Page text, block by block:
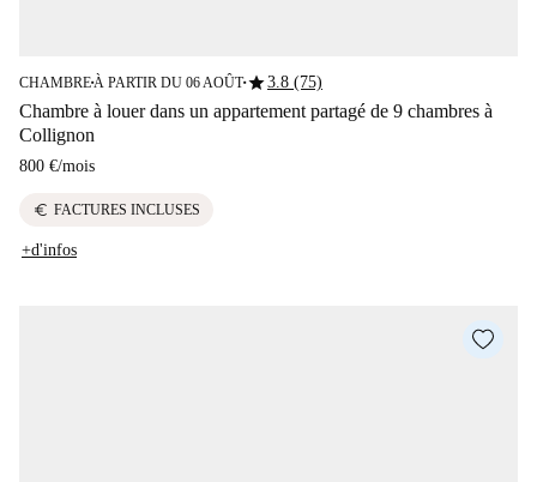
CHAMBRE■À PARTIR DU 06 AOÛT■star3.8 (75)
Chambre à louer dans un appartement partagé de 9 chambres à
Collignon
800 €/mois
euro FACTURES INCLUSES
+d'infos